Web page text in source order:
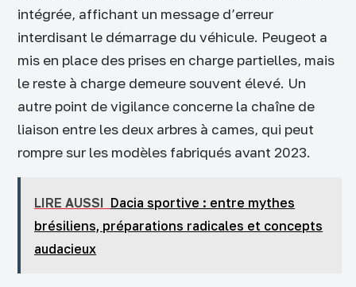
intégrée, affichant un message d’erreur
interdisant le démarrage du véhicule. Peugeot a
mis en place des prises en charge partielles, mais
le reste à charge demeure souvent élevé. Un
autre point de vigilance concerne la chaîne de
liaison entre les deux arbres à cames, qui peut
rompre sur les modèles fabriqués avant 2023.
LIRE AUSSI Dacia sportive : entre mythes
brésiliens, préparations radicales et concepts
audacieux